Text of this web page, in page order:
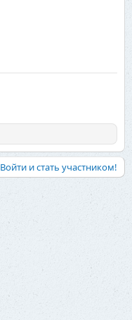
Войти и стать участником!